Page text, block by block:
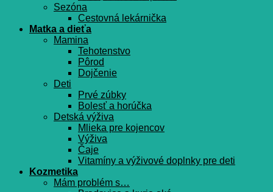
Sezóna
Cestovná lekárnička
Matka a dieťa
Mamina
Tehotenstvo
Pôrod
Dojčenie
Deti
Prvé zúbky
Bolesť a horúčka
Detská výživa
Mlieka pre kojencov
Výživa
Čaje
Vitamíny a výživové doplnky pre deti
Kozmetika
Mám problém s…